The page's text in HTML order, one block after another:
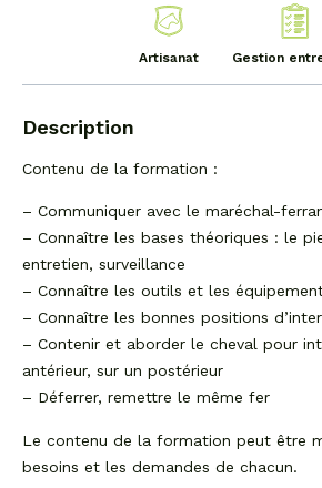
Artisanat Gestion
Description
Contenu de la formation :
– Communiquer avec le maréchal-
– Connaître les bases théoriques : le
entretien, surveillance
– Connaître les outils et les
– Connaître les bonnes positions
– Contenir et aborder le cheval pour
antérieur, sur un postérieur
– Déferrer, remettre le même fer
Le contenu de la formation peut être
besoins et les demandes de chacun.